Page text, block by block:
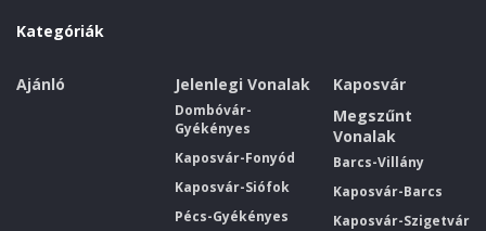
Kategóriák
Ajánló Jelenlegi Vonalak
Dombóvár-
Gyékényes
Kaposvár-Fonyód
Kaposvár-Siófok
Pécs-Gyékényes
Kaposvár
Megszűnt
Vonalak
Barcs-Villány
Kaposvár-Barcs
Kaposvár-Szigetvár